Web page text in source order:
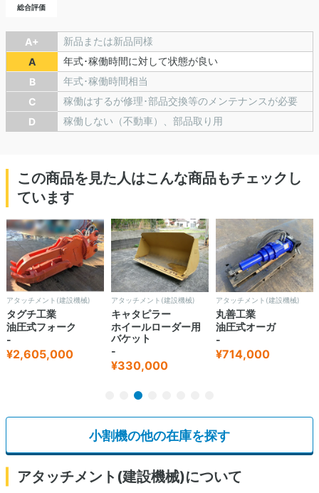
総合評価
A+
新品または新品同様
A
年式･稼働時間に対して状態が良い
B
年式･稼働時間相当
C
稼働はするが修理･部品交換等のメンテナンスが必要
D
稼働しない（不動車）、部品取り用
この商品を見た人はこんな商品もチェックし
ています
アタッチメント(建設機械)
タグチ工業
油圧式フォーク
-
¥2,605,000
アタッチメント(建設機械)
キャタピラー
ホイールローダー用
バケット
-
¥330,000
アタッチメント(建設機械)
丸善工業
油圧式オーガ
-
¥714,000
小割機の他の在庫を探す
アタッチメント(建設機械)について